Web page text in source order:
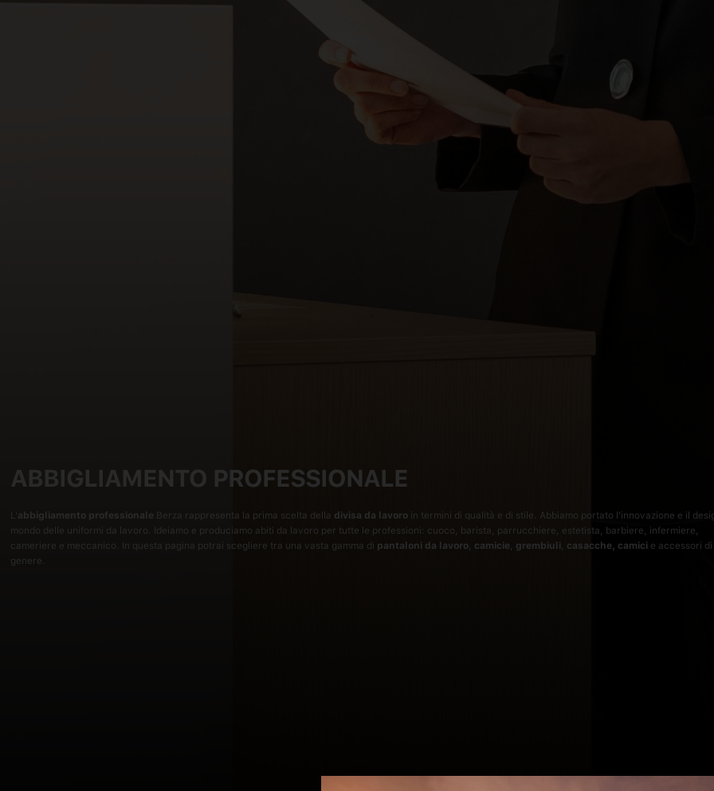
ABBIGLIAMENTO PROFESSIONALE
L'abbigliamento professionale Berza rappresenta la prima scelta della divisa da lavoro in termini di qualità e di stile. Abbiamo portato l'innovazione e il
mondo delle uniformi da lavoro. Ideiamo e produciamo abiti da lavoro per tutte le professioni: cuoco, barista, parrucchiere, estetista, barbiere, infermiere,
cameriere e meccanico. In questa pagina potrai scegliere tra una vasta gamma di pantaloni da lavoro camicie grembiuli casacche, camici e accessori
genere.